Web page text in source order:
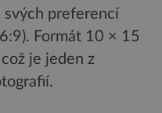
svých preferencí
Formát 10 × 15
je jeden z